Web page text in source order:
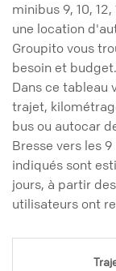
minibus 9, 10,
une location
Groupito vous
besoin et budget.
Dans ce tableau
trajet,
bus ou autocar
Bresse vers les
indiqués sont
jours, à partir
utilisateurs ont